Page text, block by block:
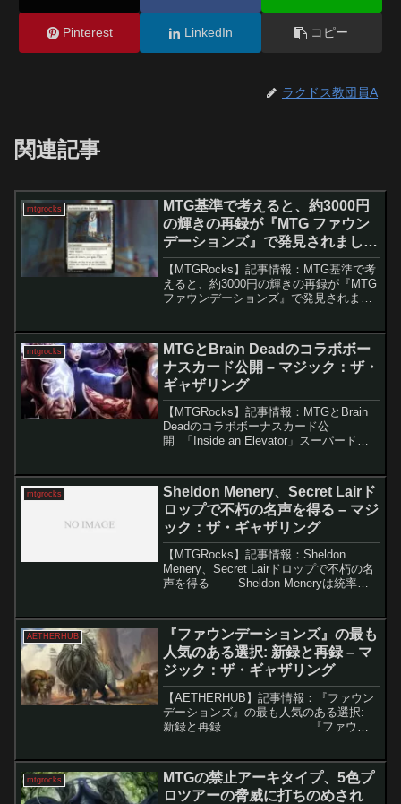
Pinterest LinkedIn コピー
ラクドス教団員A
関連記事
mtgrocks
MTG基準で考えると、約3000円
の輝きの再録が『MTG ファウン
デーションズ』で発見されまし
た。 – マジック：ザ・ギャザリン
グ
【MTGRocks】記事情報：MTG基準で考
えると、約3000円の輝きの再録が『MTG
ファウンデーションズ』で発見されまし
がちだったセットの魅力が一層注目され
て...
mtgrocks
MTGとBrain Deadのコラボボー
ナスカード公開 – マジック：ザ・
ギャザリング
【MTGRocks】記事情報：MTGとBrain
Deadのコラボボーナスカード公
開 「Inside an Elevator」スーパードロ
the Ho...
mtgrocks
Sheldon Menery、Secret Lairド
ロップで不朽の名声を得る – マジ
ック：ザ・ギャザリング
【MTGRocks】記事情報：Sheldon
Menery、Secret Lairドロップで不朽の名
声を得る Sheldon Meneryは統率者
ォーマッ...
AETHERHUB
『ファウンデーションズ』の最も
人気のある選択: 新録と再録 – マ
ジック：ザ・ギャザリング
【AETHERHUB】記事情報：『ファウン
デーションズ』の最も人気のある選択:
新録と再録 『ファウン
新たなデッキや復活...
mtgrocks
MTGの禁止アーキタイプ、5色プ
ロツアーの脅威に打ちのめされ